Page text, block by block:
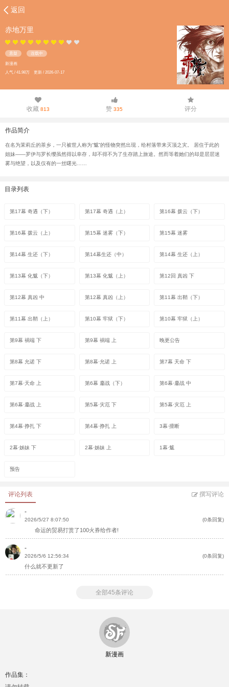
返回
赤地万里
悬疑 连载中
新漫画
人气 / 41.98万 更新 / 2026-07-17
收藏 813 赞 335 评分
作品简介
在名为茉莉丘的茶乡，一只被世人称为“魃”的怪物突然出现，给村落带来灭顶之灾。 居住于此的
姐妹——罗伊与罗长缨虽然得以幸存，却不得不为了生存踏上旅途。然而等着她们的却是层层迷
雾与绝望，以及仅有的一丝曙光……
目录列表
第17幕 奇遇（下） 第17幕 奇遇（上） 第16幕 拨云（下）
第16幕 拨云（上） 第15幕 迷雾（下） 第15幕 迷雾
第14幕 生还（下） 第14幕生还（中） 第14幕 生还（上）
第13幕 化魃（下） 第13幕 化魃（上） 第12回 真凶 下
第12幕 真凶 中 第12幕 真凶（上） 第11幕 出鞘（下）
第11幕 出鞘（上） 第10幕 牢狱（下） 第10幕 牢狱（上）
第9幕 祸端 下 第9幕 祸端 上 晚更公告
第8幕 允诺 下 第8幕·允诺 上 第7幕 天命 下
第7幕·天命 上 第6幕 鏖战（下） 第6幕·鏖战 中
第6幕·鏖战 上 第5幕·灾厄 下 第5幕·灾厄 上
第4幕·挣扎 下 第4幕·挣扎 上 3幕·擅断
2幕·姊妹 下 2幕·姊妹 上 1幕·魃
预告
评论列表 撰写评论
-
2026/5/27 8:07:50 (0条回复)
命运的贸易打赏了100火券给作者!
-
2026/5/6 12:56:34 (0条回复)
什么就不更新了
全部45条评论
新漫画
作品集：